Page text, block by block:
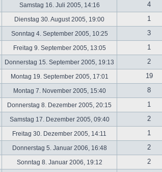
Samstag 16. Juli 2005, 14:16
4
Dienstag 30. August 2005, 19:00
1
Sonntag 4. September 2005, 10:25
3
Freitag 9. September 2005, 13:05
1
Donnerstag 15. September 2005, 19:13
2
Montag 19. September 2005, 17:01
19
Montag 7. November 2005, 15:40
8
Donnerstag 8. Dezember 2005, 20:15
1
Samstag 17. Dezember 2005, 09:40
2
Freitag 30. Dezember 2005, 14:11
1
Donnerstag 5. Januar 2006, 16:48
2
Sonntag 8. Januar 2006, 19:12
2